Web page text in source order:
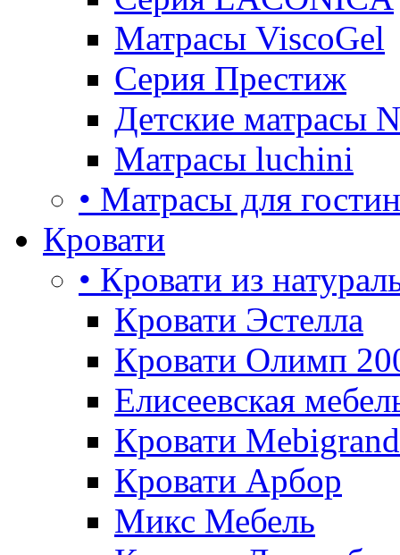
Матрасы ViscoGel
Серия Престиж
Детские матрасы
Матрасы luchini
• Матрасы для
Кровати
• Кровати из
Кровати Эстелла
Кровати Олимп
Елисеевская
Кровати Mebigrand
Кровати Арбор
Микс Мебель